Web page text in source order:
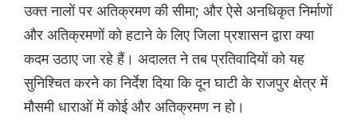
उक्त नालों पर अतिक्रमण की सीमा; और ऐसे अनधिकृत निर्माणों
और अतिक्रमणों को हटाने के लिए जिला प्रशासन द्वारा क्या
कदम उठाए जा रहे हैं। अदालत ने तब प्रतिवादियों को यह
सुनिश्चित करने का निर्देश दिया कि दून घाटी के राजपुर क्षेत्र में
मौसमी धाराओं में कोई और अतिक्रमण न हो।